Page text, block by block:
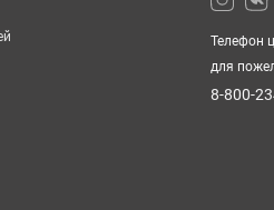
Телефон
для
8-800-